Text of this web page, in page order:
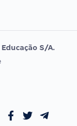
ORDEM
OAB
S/A.